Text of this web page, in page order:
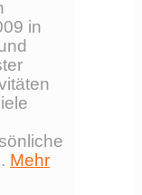
in
Mehr